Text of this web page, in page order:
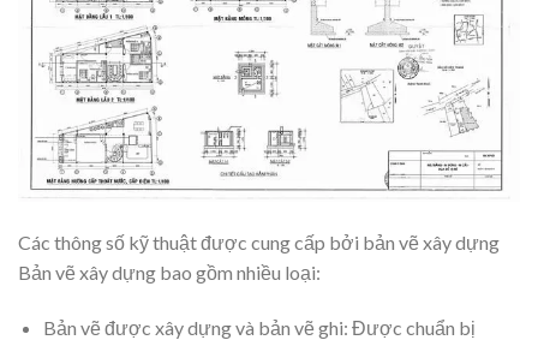
Các thông số kỹ thuật được cung cấp bởi bản vẽ xây dựng
Bản vẽ xây dựng bao gồm nhiều loại:
Bản vẽ được xây dựng và bản vẽ ghi: Được chuẩn bị